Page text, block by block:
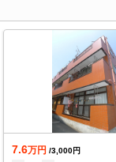
7.6万円 /3,000円